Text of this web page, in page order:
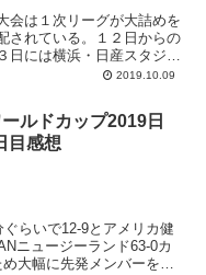
会は１次リーグが大詰めを
されている。１２日からの
には横浜・日産スタジア
組まれている。中...2019.10.09
ルドカップ2019日
目感想
らいで12-9とアメリカ健
ニュージーランド63-0カ
大幅に先発メンバーを入